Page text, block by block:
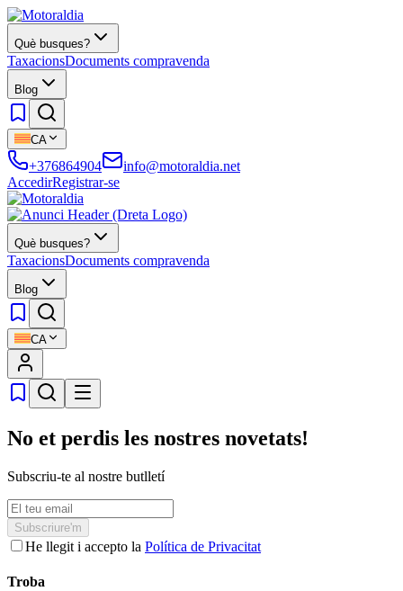
Què busques?
TaxacionsDocuments compravenda
Blog
CA
+376864904
info@motoraldia.net
AccedirRegistrar-se
Què busques?
TaxacionsDocuments compravenda
Blog
CA
No et perdis les nostres novetats!
Subscriu-te al nostre butlletí
Subscriure'm
He llegit i accepto la Política de Privacitat
Troba